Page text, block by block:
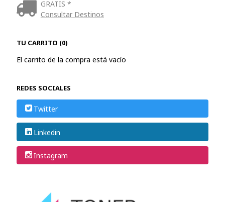
GRATIS *
Consultar Destinos
TU CARRITO (0)
El carrito de la compra está vacío
REDES SOCIALES
Twitter
Linkedin
Instagram